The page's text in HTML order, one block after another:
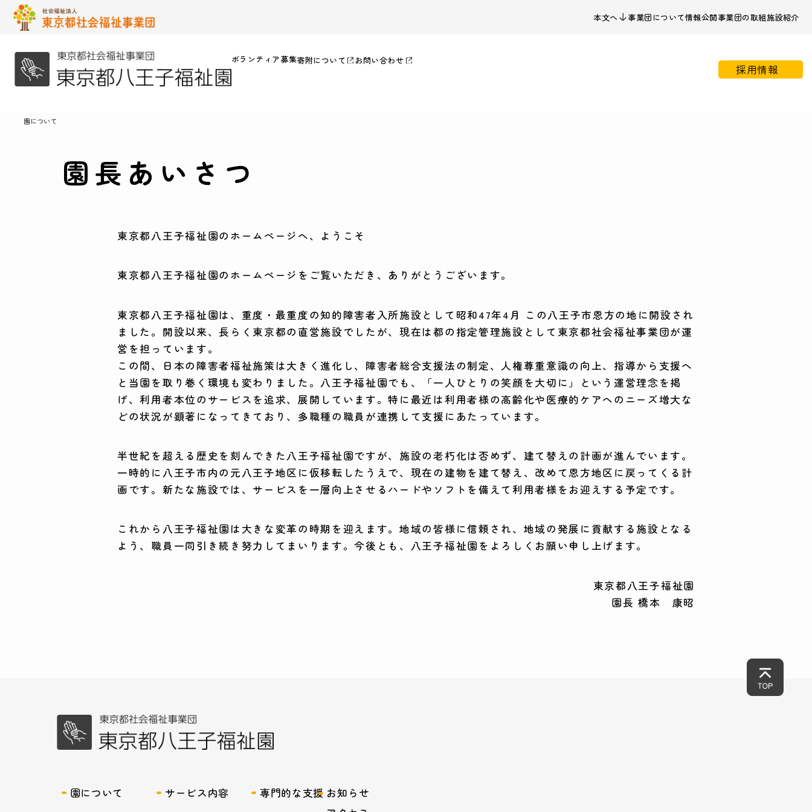
本文へ 事業団について情報公開事業団の取組施設紹介
ボランティア募集寄附について お問い合わせ
採用情報
園について
園長あいさつ
東京都八王子福祉園のホームページへ、ようこそ
東京都八王子福祉園のホームページをご覧いただき、ありがとうございます。
東京都八王子福祉園は、重度・最重度の知的障害者入所施設として昭和47年4月 この八王子市恩方の地に開設され
ました。開設以来、長らく東京都の直営施設でしたが、現在は都の指定管理施設として東京都社会福祉事業団が運
営を担っています。
この間、日本の障害者福祉施策は大きく進化し、障害者総合支援法の制定、人権尊重意識の向上、指導から支援へ
と当園を取り巻く環境も変わりました。八王子福祉園でも、「一人ひとりの笑顔を大切に」という運営理念を掲
げ、利用者本位のサービスを追求、展開しています。特に最近は利用者様の高齢化や医療的ケアへのニーズ増大な
どの状況が顕著になってきており、多職種の職員が連携して支援にあたっています。
半世紀を超える歴史を刻んできた八王子福祉園ですが、施設の老朽化は否めず、建て替えの計画が進んでいます。
一時的に八王子市内の元八王子地区に仮移転したうえで、現在の建物を建て替え、改めて恩方地区に戻ってくる計
画です。新たな施設では、サービスを一層向上させるハードやソフトを備えて利用者様をお迎えする予定です。
これから八王子福祉園は大きな変革の時期を迎えます。地域の皆様に信頼され、地域の発展に貢献する施設となる
よう、職員一同引き続き努力してまいります。今後とも、八王子福祉園をよろしくお願い申し上げます。
東京都八王子福祉園
園長 橋本 康昭
園について サービス内容 専門的な支援 お知らせ